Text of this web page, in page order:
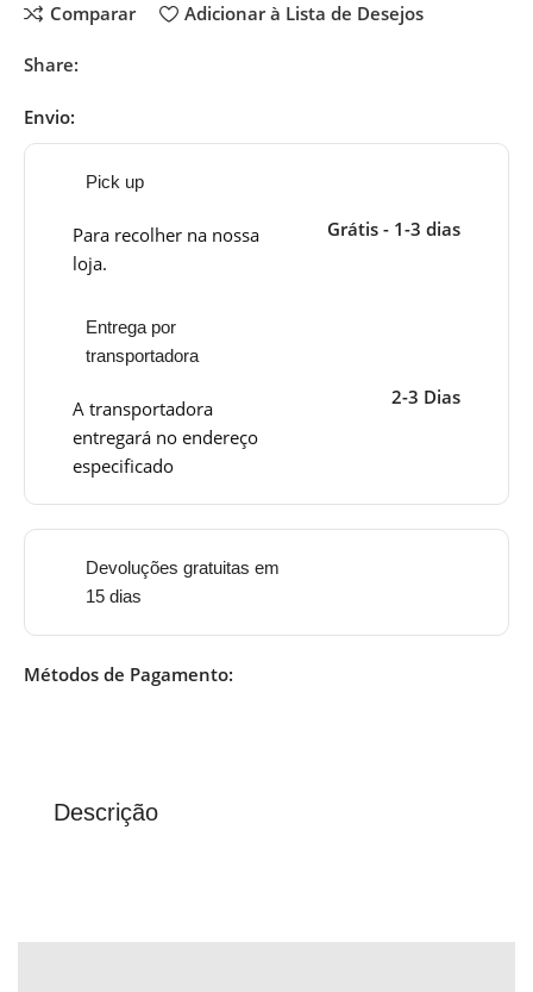
Comparar Adicionar à Lista de Desejos
Share:
Envio:
Pick up
Para recolher na nossa
loja.
Grátis - 1-3 dias
Entrega por
transportadora
A transportadora
entregará no endereço
especificado
2-3 Dias
Devoluções gratuitas em
15 dias
Métodos de Pagamento:
Descrição